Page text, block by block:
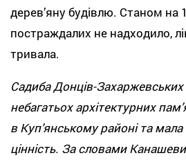
дерев’яну будівлю. Станом на
постраждалих не надходило,
тривала.
Садиба Донців-
небагатьох архітектурних
в Куп’янському районі та
цінність. За словами